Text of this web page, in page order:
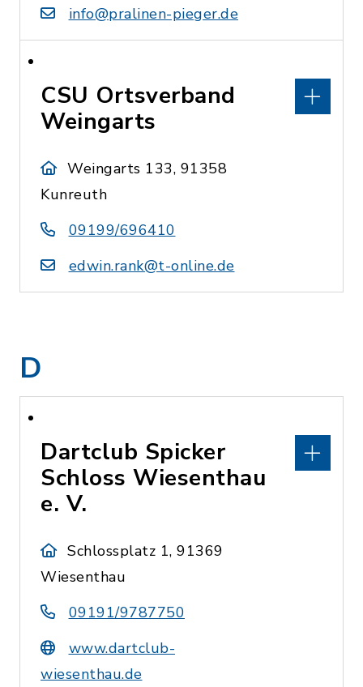
info@pralinen-pieger.de
CSU Ortsverband
Weingarts
Weingarts 133, 91358
Kunreuth
09199/696410
edwin.rank@t-online.de
D
Dartclub Spicker
Schloss Wiesenthau
e. V.
Schlossplatz 1, 91369
Wiesenthau
09191/9787750
www.dartclub-
wiesenthau.de